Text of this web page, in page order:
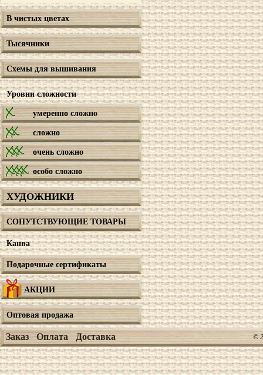
В чистых цветах
Тысячники
Схемы для вышивания
Уровни сложности
умеренно сложно
сложно
очень сложно
особо сложно
ХУДОЖНИКИ
СОПУТСТВУЮЩИЕ ТОВАРЫ
Канва
Подарочные сертификаты
АКЦИИ
Оптовая продажа
Заказ Оплата Доставка ©